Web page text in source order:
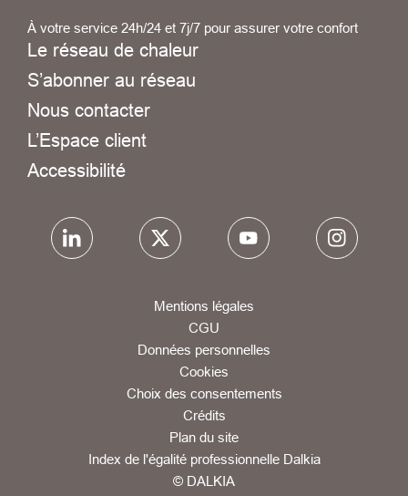
À votre service 24h/24 et 7j/7 pour assurer votre confort
Le réseau de chaleur
S’abonner au réseau
Nous contacter
L’Espace client
Accessibilité
Mentions légales
CGU
Données personnelles
Cookies
Choix des consentements
Crédits
Plan du site
Index de l'égalité professionnelle Dalkia
© DALKIA